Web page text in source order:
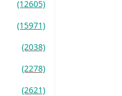
(12605)
(15971)
(2038)
(2278)
(2621)